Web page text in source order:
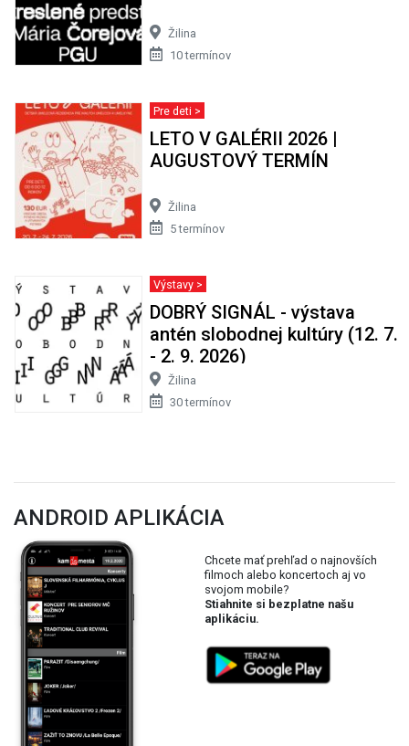
Žilina
10 termínov
Pre deti >
LETO V GALÉRII 2026 |
AUGUSTOVÝ TERMÍN
Žilina
5 termínov
Výstavy >
DOBRÝ SIGNÁL - výstava
antén slobodnej kultúry (12. 7.
- 2. 9. 2026)
Žilina
30 termínov
ANDROID APLIKÁCIA
Chcete mať prehľad o najnovších
filmoch alebo koncertoch aj vo
svojom mobile?
Stiahnite si bezplatne našu
aplikáciu.